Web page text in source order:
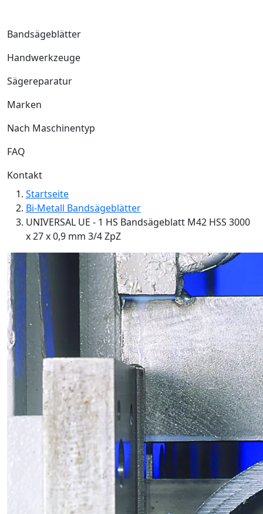
Bandsägeblätter
Handwerkzeuge
Sägereparatur
Marken
Nach Maschinentyp
FAQ
Kontakt
Startseite
Bi-Metall Bandsägeblätter
UNIVERSAL UE - 1 HS Bandsägeblatt M42 HSS 3000
x 27 x 0,9 mm 3/4 ZpZ